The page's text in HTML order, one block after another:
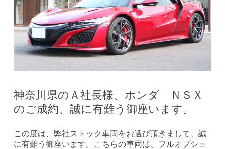
神奈川県のＡ社長様、ホンダ ＮＳＸ
のご成約、誠に有難う御座います。
この度は、弊社ストック車両をお選び頂きまして、誠
に有難う御座います。こちらの車両は、フルオプショ